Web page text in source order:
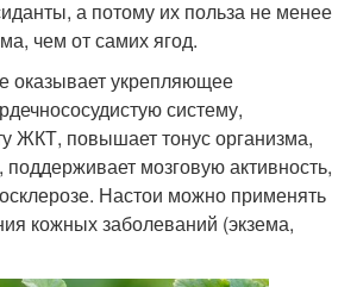
а потому их польза не менее
чем от самих ягод.
оказывает укрепляющее
систему,
ЖКТ, повышает тонус организма,
мозговую активность,
Настои можно применять
кожных заболеваний (экзема,